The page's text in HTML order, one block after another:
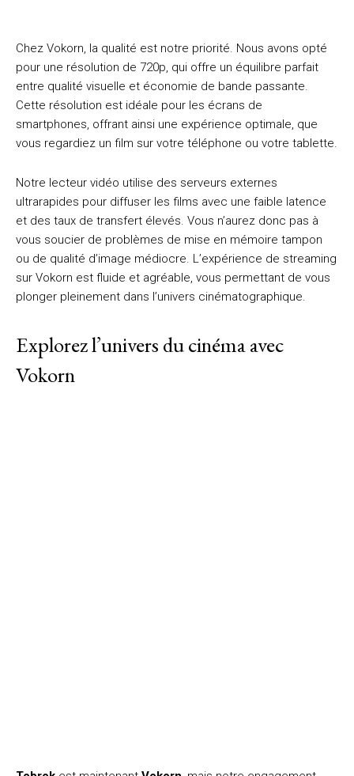
Chez Vokorn, la qualité est notre priorité. Nous avons opté
pour une résolution de 720p, qui offre un équilibre parfait
entre qualité visuelle et économie de bande passante.
Cette résolution est idéale pour les écrans de
smartphones, offrant ainsi une expérience optimale, que
vous regardiez un film sur votre téléphone ou votre tablette.
Notre lecteur vidéo utilise des serveurs externes
ultrarapides pour diffuser les films avec une faible latence
et des taux de transfert élevés. Vous n’aurez donc pas à
vous soucier de problèmes de mise en mémoire tampon
ou de qualité d’image médiocre. L’expérience de streaming
sur Vokorn est fluide et agréable, vous permettant de vous
plonger pleinement dans l’univers cinématographique.
Explorez l’univers du cinéma avec
Vokorn